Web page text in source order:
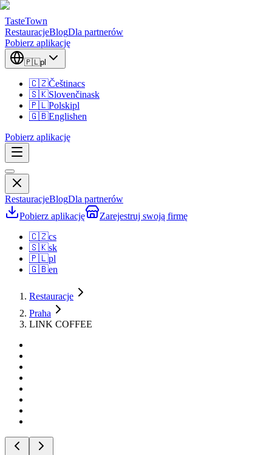
TasteTown
RestauracjeBlogDla partnerów
Pobierz aplikację
🇵🇱pl
🇨🇿Češtinacs
🇸🇰Slovenčinask
🇵🇱Polskipl
🇬🇧Englishen
Pobierz aplikację
RestauracjeBlogDla partnerów
Pobierz aplikację
Zarejestruj swoją firmę
🇨🇿cs
🇸🇰sk
🇵🇱pl
🇬🇧en
Restauracje
Praha
LINK COFFEE